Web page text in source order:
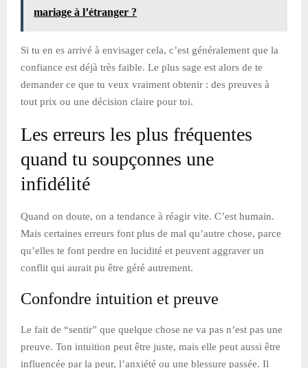
mariage à l’étranger ?
Si tu en es arrivé à envisager cela, c’est généralement que la
confiance est déjà très faible. Le plus sage est alors de te
demander ce que tu veux vraiment obtenir : des preuves à
tout prix ou une décision claire pour toi.
Les erreurs les plus fréquentes
quand tu soupçonnes une
infidélité
Quand on doute, on a tendance à réagir vite. C’est humain.
Mais certaines erreurs font plus de mal qu’autre chose, parce
qu’elles te font perdre en lucidité et peuvent aggraver un
conflit qui aurait pu être géré autrement.
Confondre intuition et preuve
Le fait de “sentir” que quelque chose ne va pas n’est pas une
preuve. Ton intuition peut être juste, mais elle peut aussi être
influencée par la peur, l’anxiété ou une blessure passée. Il